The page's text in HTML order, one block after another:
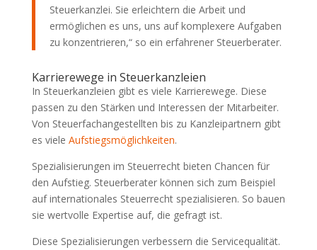
Steuerkanzlei. Sie erleichtern die Arbeit und
ermöglichen es uns, uns auf komplexere Aufgaben
zu konzentrieren,“ so ein erfahrener Steuerberater.
Karrierewege in Steuerkanzleien
In Steuerkanzleien gibt es viele Karrierewege. Diese
passen zu den Stärken und Interessen der Mitarbeiter.
Von Steuerfachangestellten bis zu Kanzleipartnern gibt
es viele Aufstiegsmöglichkeiten.
Spezialisierungen im Steuerrecht bieten Chancen für
den Aufstieg. Steuerberater können sich zum Beispiel
auf internationales Steuerrecht spezialisieren. So bauen
sie wertvolle Expertise auf, die gefragt ist.
Diese Spezialisierungen verbessern die Servicequalität.